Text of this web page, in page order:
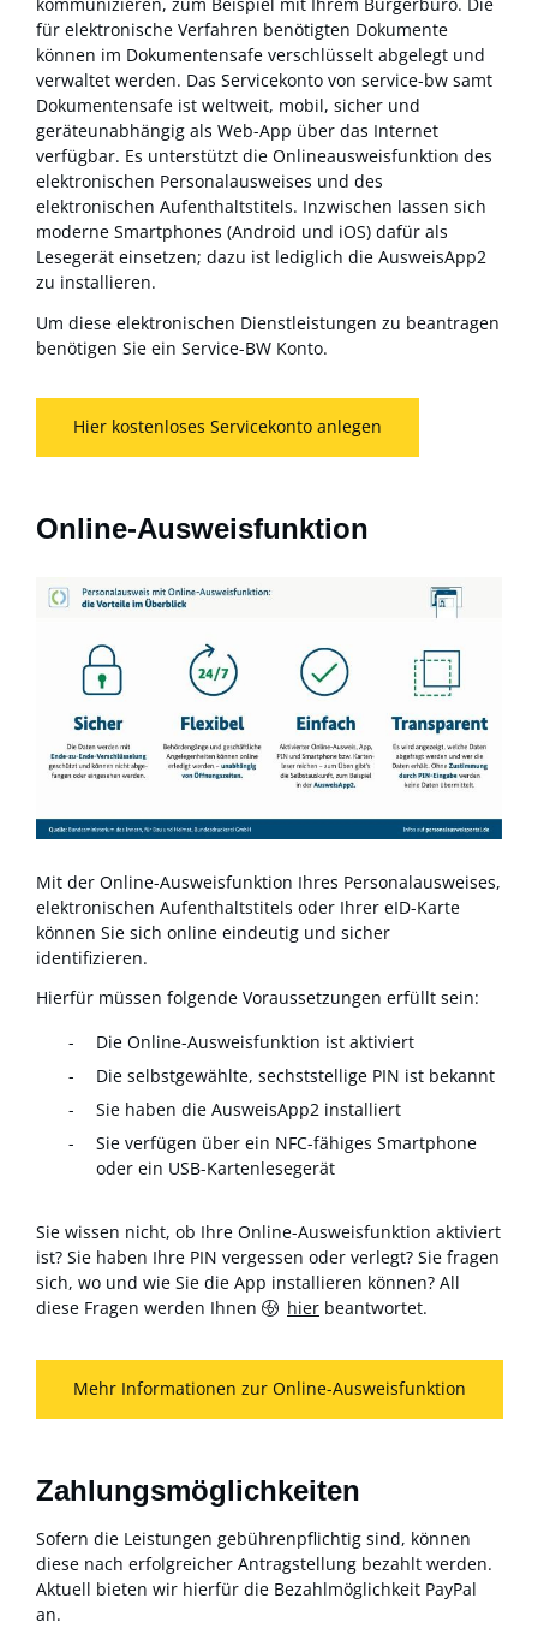
für elektronische Verfahren benötigten Dokumente
können im Dokumentensafe verschlüsselt abgelegt und
verwaltet werden. Das Servicekonto von service-bw samt
Dokumentensafe ist weltweit, mobil, sicher und
geräteunabhängig als Web-App über das Internet
verfügbar. Es unterstützt die Onlineausweisfunktion des
elektronischen Personalausweises und des
elektronischen Aufenthaltstitels. Inzwischen lassen sich
moderne Smartphones (Android und iOS) dafür als
Lesegerät einsetzen; dazu ist lediglich die AusweisApp2
zu installieren.
Um diese elektronischen Dienstleistungen zu beantragen
benötigen Sie ein Service-BW Konto.
Hier kostenloses Servicekonto anlegen
Online-Ausweisfunktion
Mit der Online-Ausweisfunktion Ihres Personalausweises,
elektronischen Aufenthaltstitels oder Ihrer eID-Karte
können Sie sich online eindeutig und sicher
identifizieren.
Hierfür müssen folgende Voraussetzungen erfüllt sein:
Die Online-Ausweisfunktion ist aktiviert
Die selbstgewählte, sechststellige PIN ist bekannt
Sie haben die AusweisApp2 installiert
Sie verfügen über ein NFC-fähiges Smartphone
oder ein USB-Kartenlesegerät
Sie wissen nicht, ob Ihre Online-Ausweisfunktion aktiviert
ist? Sie haben Ihre PIN vergessen oder verlegt? Sie fragen
sich, wo und wie Sie die App installieren können? All
diese Fragen werden Ihnen
hier beantwortet.
Mehr Informationen zur Online-Ausweisfunktion
Zahlungsmöglichkeiten
Sofern die Leistungen gebührenpflichtig sind, können
diese nach erfolgreicher Antragstellung bezahlt werden.
Aktuell bieten wir hierfür die Bezahlmöglichkeit PayPal
an.